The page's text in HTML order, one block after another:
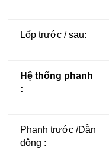
Lốp trước / sau:
Hệ thống phanh
:
Phanh trước /Dẫn
động :